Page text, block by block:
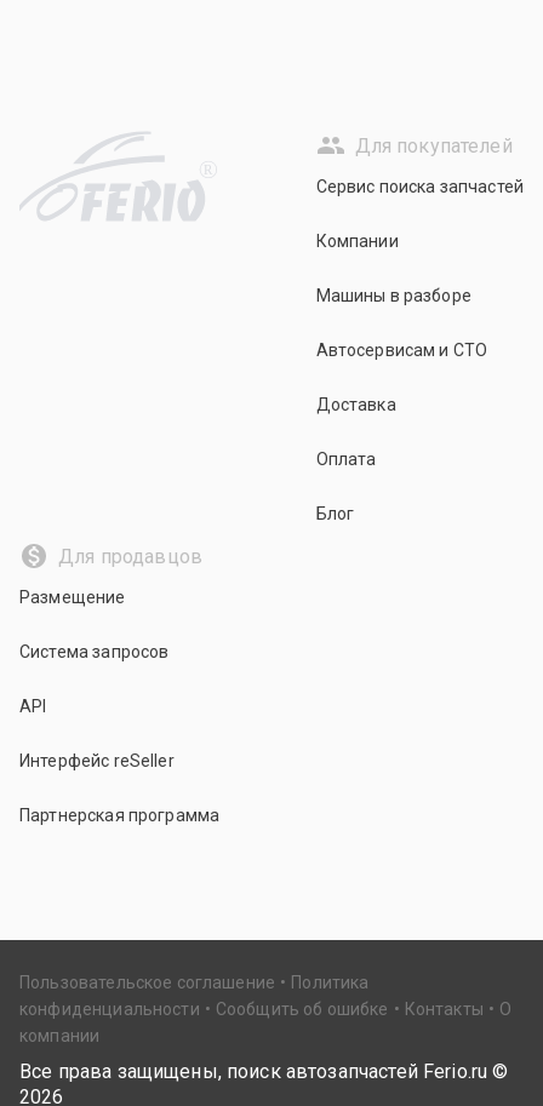
R
Для покупателей
Сервис поиска запчастей
Компании
Машины в разборе
Автосервисам и СТО
Доставка
Оплата
Блог
Для продавцов
Размещение
Система запросов
API
Интерфейс reSeller
Партнерская программа
Пользовательское соглашение
Политика
конфиденциальности
Сообщить об ошибке Контакты
О
компании
Все права защищены, поиск автозапчастей Ferio.ru ©
2026